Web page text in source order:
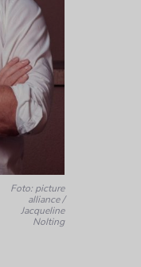
Foto: picture
alliance /
Jacqueline
Nolting